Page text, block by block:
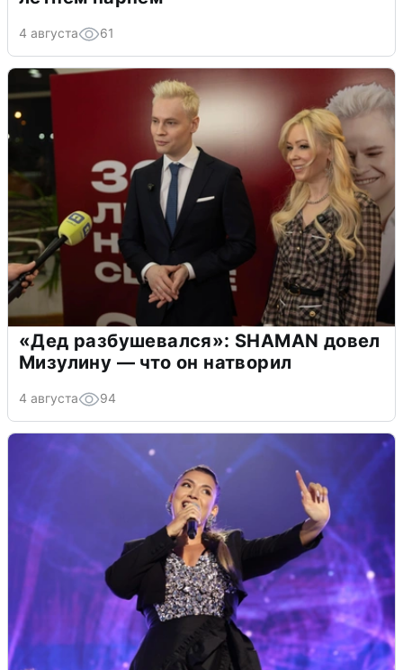
4 августа 61
«Дед разбушевался»: SHAMAN довел
Мизулину — что он натворил
4 августа 94